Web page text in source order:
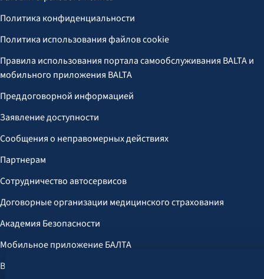
Политика конфиденциальности
Политика использования файлов cookie
Правила использования портала самообслуживания BALTA и
мобильного приложения BALTA
Преддоговорной информацией
Заявление доступности
Сообщения о неправомерных действиях
Партнерам
Сотрудничество автосервисов
Договорные организации медицинского страхования
Академия Безопасности
Мобильное приложение БАЛТА
Выгоды для клиентов